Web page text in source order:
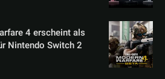
4 erscheint als
Nintendo Switch 2